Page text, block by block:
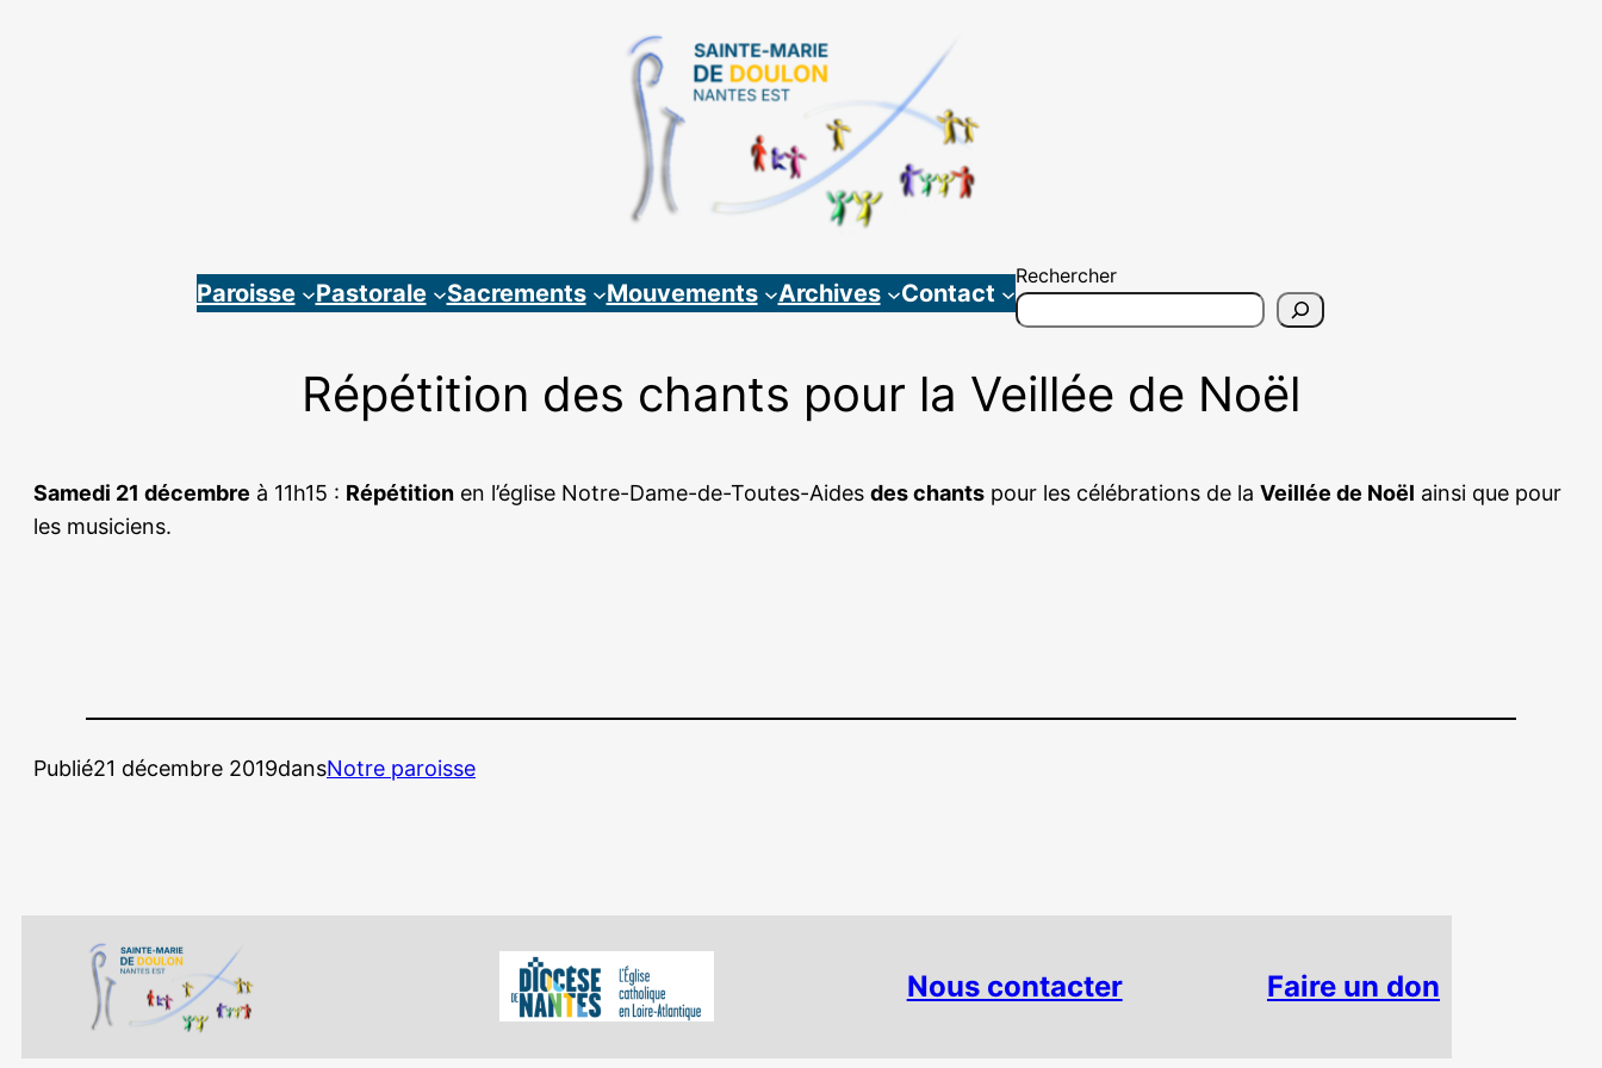
Paroisse Pastorale Sacrements Mouvements Archives Contact
Rechercher
Répétition des chants pour la Veillée de Noël
Samedi 21 décembre à 11h15 : Répétition en l’église Notre-Dame-de-Toutes-Aides des chants pour les célébrations de la Veillée de Noël ainsi que pour
les musiciens.
Publié21 décembre 2019dansNotre paroisse
Nous contacter Faire un don